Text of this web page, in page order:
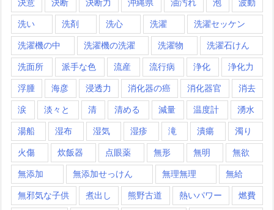
洗い 洗剤 洗心 洗濯 洗濯セッケン
洗濯機の中 洗濯機の洗濯 洗濯物 洗濯石けん
洗面所 派手な色 流産 流行病 浄化 浄化力
浮腫 海彦 浸透力 消化器の癌 消化器官 消去
涙 淡々と 清 清める 減量 温度計 湧水
湯船 湿布 湿気 湿疹 滝 潰瘍 濁り
火傷 炊飯器 点眼薬 無形 無明 無欲
無添加 無添加せっけん 無理無理 無給
無邪気な子供 煮出し 熊野古道 熱いパワー 燃費